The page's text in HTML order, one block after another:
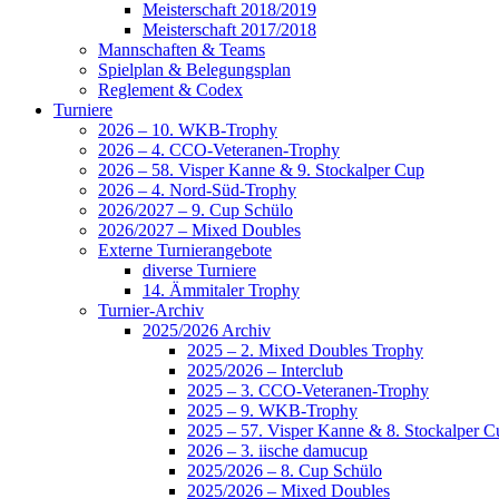
Meisterschaft 2018/2019
Meisterschaft 2017/2018
Mannschaften & Teams
Spielplan & Belegungsplan
Reglement & Codex
Turniere
2026 – 10. WKB-Trophy
2026 – 4. CCO-Veteranen-Trophy
2026 – 58. Visper Kanne & 9. Stockalper Cup
2026 – 4. Nord-Süd-Trophy
2026/2027 – 9. Cup Schülo
2026/2027 – Mixed Doubles
Externe Turnierangebote
diverse Turniere
14. Ämmitaler Trophy
Turnier-Archiv
2025/2026 Archiv
2025 – 2. Mixed Doubles Trophy
2025/2026 – Interclub
2025 – 3. CCO-Veteranen-Trophy
2025 – 9. WKB-Trophy
2025 – 57. Visper Kanne & 8. Stockalper
2026 – 3. iische damucup
2025/2026 – 8. Cup Schülo
2025/2026 – Mixed Doubles